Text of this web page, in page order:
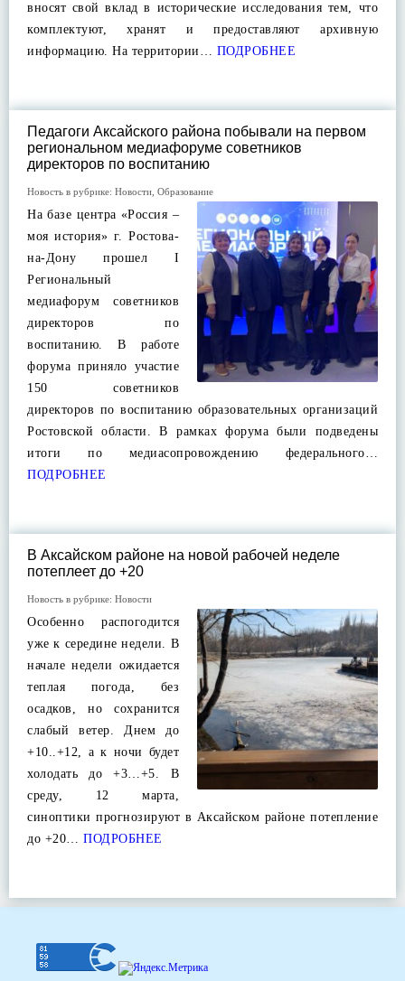
вносят свой вклад в исторические исследования тем, что
комплектуют, хранят и предоставляют архивную
информацию. На территории… ПОДРОБНЕЕ
Педагоги Аксайского района побывали на первом
региональном медиафоруме советников
директоров по воспитанию
Новость в рубрике: Новости Образование
На базе центра «Россия –
моя история» г. Ростова-
на-Дону прошел I
Региональный
медиафорум советников
директоров по
воспитанию. В работе
форума приняло участие
150 советников
директоров по воспитанию образовательных организаций
Ростовской области. В рамках форума были подведены
итоги по медиасопровождению федерального…
ПОДРОБНЕЕ
В Аксайском районе на новой рабочей неделе
потеплеет до +20
Новость в рубрике: Новости
Особенно распогодится
уже к середине недели. В
начале недели ожидается
теплая погода, без
осадков, но сохранится
слабый ветер. Днем до
+10..+12, а к ночи будет
холодать до +3…+5. В
среду, 12 марта,
синоптики прогнозируют в Аксайском районе потепление
до +20… ПОДРОБНЕЕ